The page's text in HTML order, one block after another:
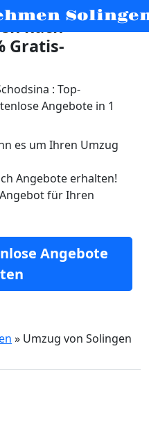
nach
Gratis-
: Top-
Angebote in 1
es um Ihren Umzug
Angebote erhalten!
für Ihren
Angebote
» Umzug von Solingen